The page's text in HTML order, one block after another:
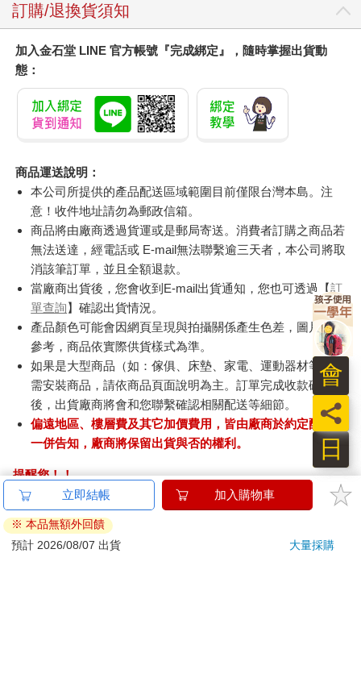
訂購/退換貨須知
加入金石堂 LINE 官方帳號『完成綁定』，隨時掌握出貨動
態：
商品運送說明：
本公司所提供的產品配送區域範圍目前僅限台灣本島。注
意！收件地址請勿為郵政信箱。
商品將由廠商透過貨運或是郵局寄送。消費者訂購之商品若
無法送達，經電話或 E-mail無法聯繫逾三天者，本公司將取
消該筆訂單，並且全額退款。
當廠商出貨後，您會收到E-mail出貨通知，您也可透過【訂
單查詢】確認出貨情況。
產品顏色可能會因網頁呈現與拍攝關係產生色差，圖片僅供
參考，商品依實際供貨樣式為準。
如果是大型商品（如：傢俱、床墊、家電、運動器材等）及
需安裝商品，請依商品頁面說明為主。訂單完成收款確認
後，出貨廠商將會和您聯繫確認相關配送等細節。
偏遠地區、樓層費及其它加價費用，皆由廠商於約定配送時
一併告知，廠商將保留出貨與否的權利。
提醒您！！
金石堂及銀行均不會請您操作ATM! 如接獲電話要求您前往
ATM提款機，請不要聽從指示，以免受騙上當！
退換貨須知：
立即結帳 加入購物車
※ 本品無額外回饋
預計 2026/08/07 出貨
大量採購
日
員
會